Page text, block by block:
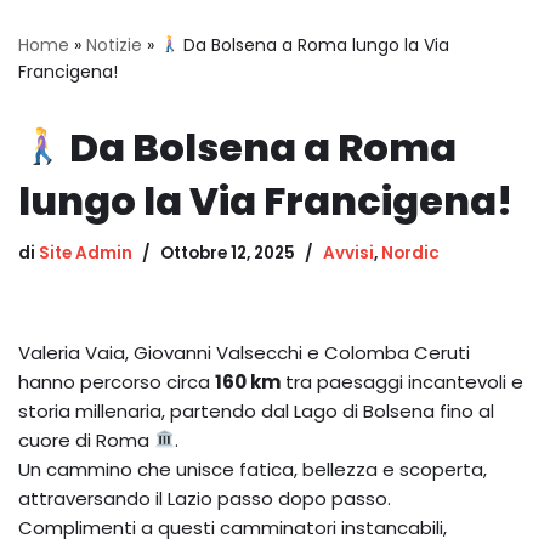
Home » Notizie »
Da Bolsena a Roma lungo la Via
Francigena!
Da Bolsena a Roma
lungo la Via Francigena!
di Site Admin Ottobre 12, 2025 Avvisi, Nordic
Valeria Vaia, Giovanni Valsecchi e Colomba Ceruti
hanno percorso circa 160 km tra paesaggi incantevoli e
storia millenaria, partendo dal Lago di Bolsena fino al
cuore di Roma
.
Un cammino che unisce fatica, bellezza e scoperta,
attraversando il Lazio passo dopo passo.
Complimenti a questi camminatori instancabili,